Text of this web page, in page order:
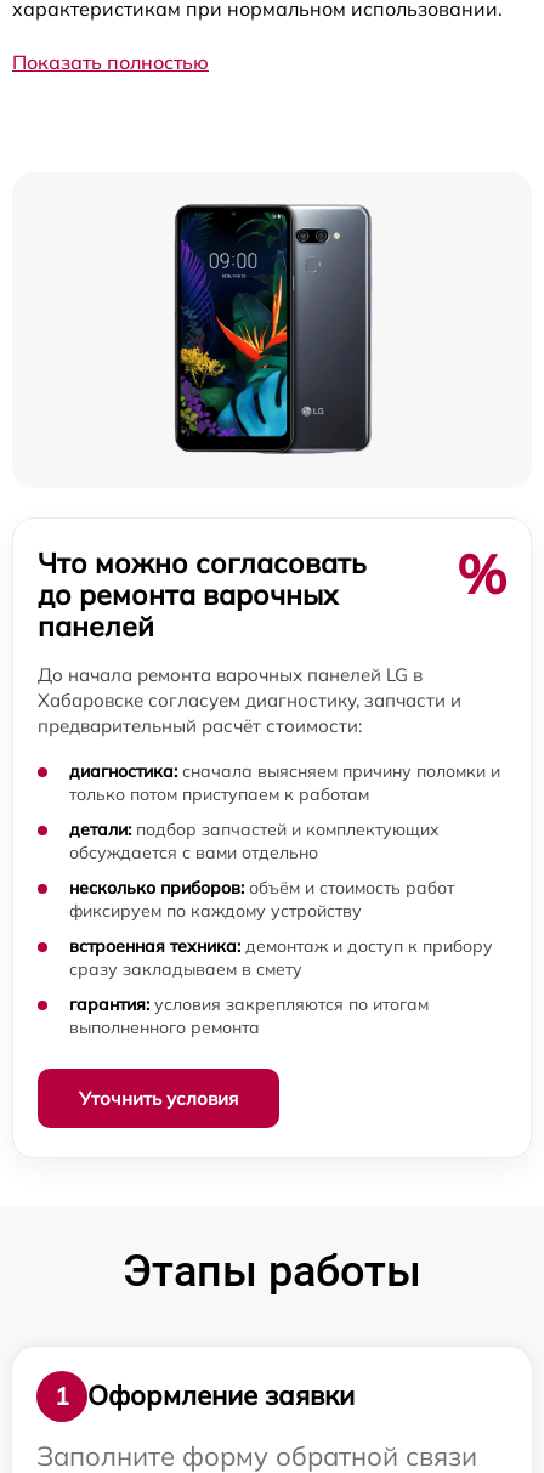
характеристикам при нормальном использовании.
Показать полностью
Что можно согласовать
до ремонта варочных
панелей
%
До начала ремонта варочных панелей LG в
Хабаровске согласуем диагностику, запчасти и
предварительный расчёт стоимости:
диагностика: сначала выясняем причину поломки и
только потом приступаем к работам
детали: подбор запчастей и комплектующих
обсуждается с вами отдельно
несколько приборов: объём и стоимость работ
фиксируем по каждому устройству
встроенная техника: демонтаж и доступ к прибору
сразу закладываем в смету
гарантия: условия закрепляются по итогам
выполненного ремонта
Уточнить условия
Этапы работы
1
Оформление заявки
Заполните форму обратной связи